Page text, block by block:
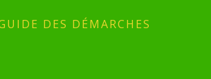
DES DÉMARCHES